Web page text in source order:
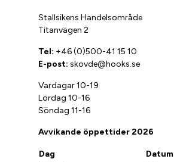
Stallsikens Handelsområde
Titanvägen 2
Tel: +46 (0)500-41 15 10
E-post: skovde@hooks.se
Vardagar 10-19
Lördag 10-16
Söndag 11-16
Avvikande öppettider 2026
Dag Datum